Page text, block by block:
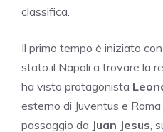
classifica.
Il primo tempo è iniziato
stato il Napoli a trovare la
ha visto protagonista
esterno di Juventus e
passaggio da Juan Jesus ,